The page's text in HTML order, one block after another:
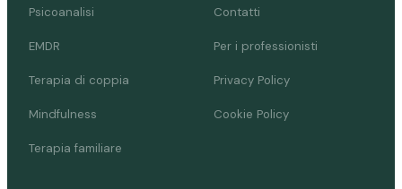
Psicoanalisi
EMDR
Terapia di coppia
Mindfulness
Terapia familiare
Contatti
Per i professionisti
Privacy Policy
Cookie Policy